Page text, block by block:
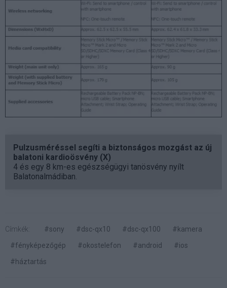
Pulzusméréssel segíti a biztonságos mozgást az új
balatoni kardioösvény (X)
4 és egy 8 km-es egészségügyi tanösvény nyílt
Balatonalmádiban.
Címkék: #sony #dsc-qx10 #dsc-qx100
#kamera
#fényképezőgép
#okostelefon #android
#ios
#háztartás